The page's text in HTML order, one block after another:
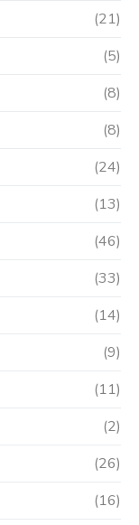
(21)
(5)
(8)
(8)
(24)
(13)
(46)
(33)
(14)
(9)
(11)
(2)
(26)
(16)